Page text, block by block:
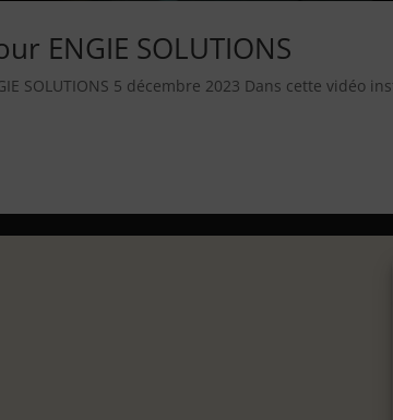
ENGIE SOLUTIONS
SOLUTIONS 5 décembre 2023 Dans cette vidéo